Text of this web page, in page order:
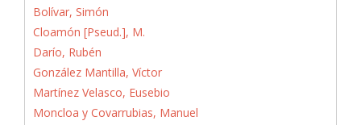
Bolívar, Simón
Cloamón [Pseud.], M.
Darío, Rubén
González Mantilla, Víctor
Martínez Velasco, Eusebio
Moncloa y Covarrubias, Manuel